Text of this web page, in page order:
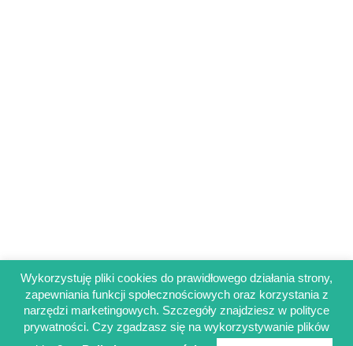
Regulamin sklepu
Polityka prywatności
Obowiązek informacyjny RODO
Wykorzystuję pliki cookies do prawidłowego działania strony,
zapewniania funkcji społecznościowych oraz korzystania z
narzędzi marketingowych. Szczegóły znajdziesz w polityce
prywatności. Czy zgadzasz się na wykorzystywanie plików